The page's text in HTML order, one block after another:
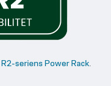
R2-seriens Power Rack.